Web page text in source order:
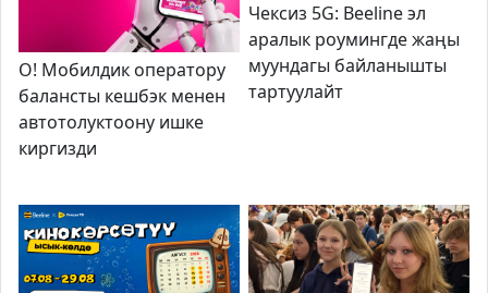
О! Мобилдик оператору
балансты кешбэк менен
автотолуктоону ишке
киргизди
Чексиз 5G: Beeline эл
аралык роумингде жаңы
муундагы байланышты
тартуулайт